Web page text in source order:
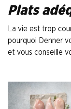
Plats
La vie est trop
pourquoi Denner
et vous conseille